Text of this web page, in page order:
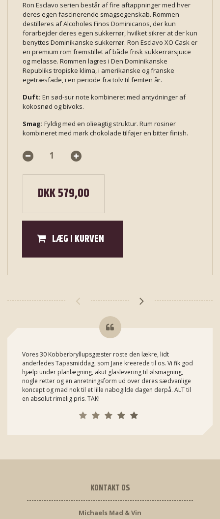
Ron Esclavo serien består af fire aftappninger med hver
deres egen fascinerende smagsegenskab. Rommen
destilleres af Alcoholes Finos Dominicanos, der kun
forarbejder deres egen sukkerrør, hvilket sikrer at der kun
benyttes Dominikanske sukkerrør. Ron Esclavo XO Cask er
en premium rom fremstillet af både frisk sukkerrørsjuice
og melasse. Rommen lagres i Den Dominikanske
Republiks tropiske klima, i amerikanske og franske
egetræsfade, i en periode fra tolv til femten år.
Duft: En sød-sur note kombineret med antydninger af
kokosnød og bivoks.
Smag: Fyldig med en olieagtig struktur. Rum rosiner
kombineret med mørk chokolade tilføjer en bitter finish.
DKK 579,00
LÆG I KURVEN
Vores 30 Kobberbryllupsgæster roste den lækre, lidt
anderledes Tapasmiddag, som Jane kreerede til os. Vi fik god
hjælp under planlægning, akut glaslevering til ølsmagning,
nogle retter og en anretningsform ud over deres sædvanlige
koncept og mad nok til et lille nabogilde dagen derpå. ALT til
en absolut rimelig pris. TAK!
KONTAKT OS
Michaels Mad & Vin